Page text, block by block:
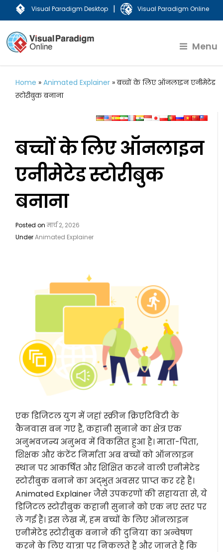
Visual Paradigm Desktop | Visual Paradigm Online
Menu
Home »Animated Explainer »बच्चों के लिए ऑनलाइन एनीमेटेड
स्टोरीबुक बनाना
बच्चों के लिए ऑनलाइन
एनीमेटेड स्टोरीबुक
बनाना
Posted onमार्च 2, 2026
UnderAnimated Explainer
एक डिजिटल युग में जहां स्क्रीन क्रिएटिविटी के
कैनवास बन गए हैं, कहानी सुनाने का क्षेत्र एक
अनुभवजन्य अनुभव में विकसित हुआ है। माता-पिता,
शिक्षक और कंटेंट निर्माता अब बच्चों को ऑनलाइन
स्थान पर आकर्षित और शिक्षित करने वाली एनीमेटेड
स्टोरीबुक बनाने का अद्भुत अवसर प्राप्त कर रहे हैं।
Animated Explainer जैसे उपकरणों की सहायता से, ये
डिजिटल स्टोरीबुक कहानी सुनाने को एक नए स्तर पर
ले गई हैं। इस लेख में, हम बच्चों के लिए ऑनलाइन
एनीमेटेड स्टोरीबुक बनाने की दुनिया का अन्वेषण
करने के लिए यात्रा पर निकलते हैं और जानते हैं कि